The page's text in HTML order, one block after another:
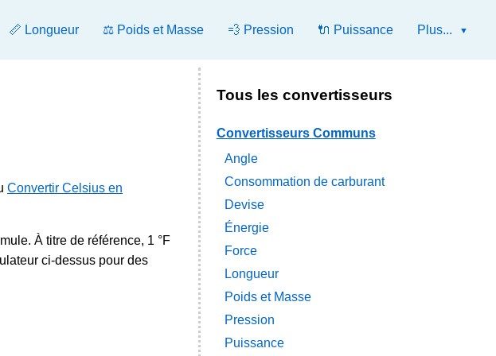
📏 Longueur ⚖️ Poids et Masse 💨 Pression 🔌 Puissance Plus...
Convertir Celsius en
À titre de référence, 1 °F
ci-dessus pour des
Tous les convertisseurs
Convertisseurs Communs
Angle
Consommation de carburant
Devise
Énergie
Force
Longueur
Poids et Masse
Pression
Puissance